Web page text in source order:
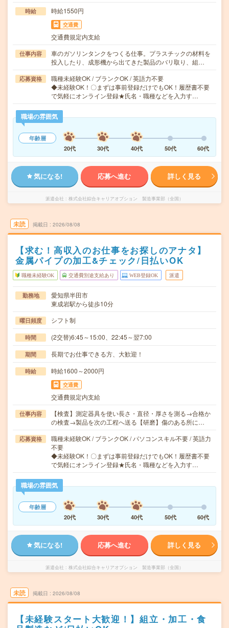
時給 時給1550円
交通費
交通費規定内支給
仕事内容
車のガソリンタンクをつくる仕事。プラスチックの材料を
投入したり、成形機から出てきた製品のバリ取り、組…
応募資格
職種未経験OK / ブランクOK / 英語力不要
◆未経験OK！〇まずは事前登録だけでもOK！履歴書不要
で気軽にオンライン登録★氏名・職種などを入力す…
職場の雰囲気
年齢層
20代
30代 40代 50代 60代
気になる! 応募へ進む 詳しく見る
派遣会社 株式会社綜合キャリアオプション 製造事業部（全国）
未読 掲載日 2026/08/08
【求む！高収入のお仕事をお探しのアナタ】
金属パイプの加工&チェック/日払いOK
職種未経験OK 交通費別途支給あり WEB登録OK 派遣
勤務地
愛知県半田市
東成岩駅から徒歩10分
曜日頻度 シフト制
時間 (2交替)6:45～15:00、22:45～翌7:00
期間 長期でお仕事できる方、大歓迎！
時給 時給1600～2000円
交通費
交通費規定内支給
仕事内容
【検査】測定器具を使い長さ・直径・厚さを測る→合格か
の検査→製品を次の工程へ送る【研磨】傷のある所に…
応募資格
職種未経験OK / ブランクOK / パソコンスキル不要 / 英語力
不要
◆未経験OK！〇まずは事前登録だけでもOK！履歴書不要
で気軽にオンライン登録★氏名・職種などを入力す…
職場の雰囲気
年齢層
20代
30代 40代 50代 60代
気になる! 応募へ進む 詳しく見る
派遣会社 株式会社綜合キャリアオプション 製造事業部（全国）
未読 掲載日 2026/08/08
【未経験スタート大歓迎！】組立・加工・食